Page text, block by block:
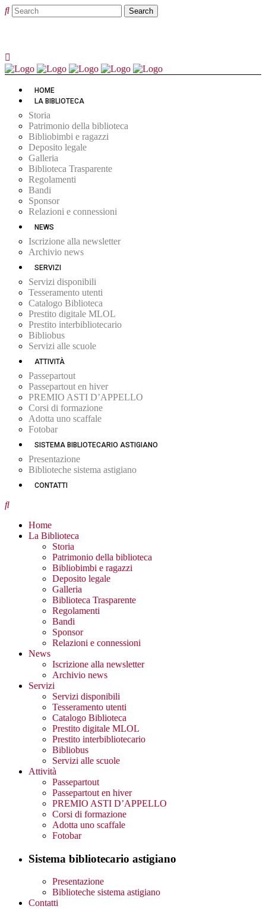
HOME
LA BIBLIOTECA
Storia
Patrimonio della biblioteca
Bibliobimbi e ragazzi
Deposito legale
Galleria
Biblioteca Trasparente
Regolamenti
Bandi
Sponsor
Relazioni e connessioni
NEWS
Iscrizione alla newsletter
Archivio news
SERVIZI
Servizi disponibili
Tesseramento utenti
Catalogo Biblioteca
Prestito digitale MLOL
Prestito interbibliotecario
Bibliobus
Servizi alle scuole
ATTIVITÀ
Passepartout
Passepartout en hiver
PREMIO ASTI D’APPELLO
Corsi di formazione
Adotta uno scaffale
Fotobar
SISTEMA BIBLIOTECARIO ASTIGIANO
Presentazione
Biblioteche sistema astigiano
CONTATTI
Home
La Biblioteca
Storia
Patrimonio della biblioteca
Bibliobimbi e ragazzi
Deposito legale
Galleria
Biblioteca Trasparente
Regolamenti
Bandi
Sponsor
Relazioni e connessioni
News
Iscrizione alla newsletter
Archivio news
Servizi
Servizi disponibili
Tesseramento utenti
Catalogo Biblioteca
Prestito digitale MLOL
Prestito interbibliotecario
Bibliobus
Servizi alle scuole
Attività
Passepartout
Passepartout en hiver
PREMIO ASTI D’APPELLO
Corsi di formazione
Adotta uno scaffale
Fotobar
Sistema bibliotecario astigiano
Presentazione
Biblioteche sistema astigiano
Contatti